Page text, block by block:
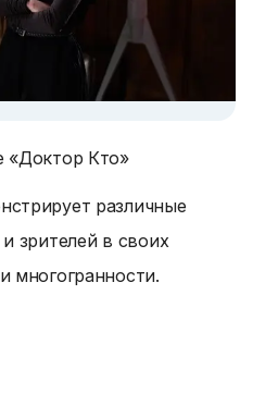
«Доктор Кто»
различные
зрителей в своих
многогранности.